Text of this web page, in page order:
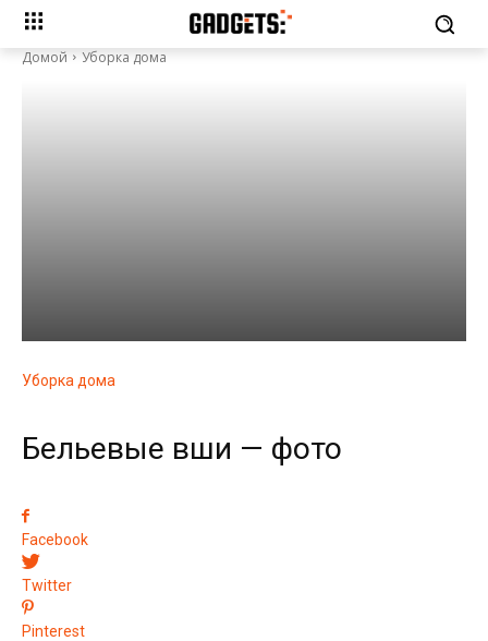
Домой Уборка дома
Уборка дома
Бельевые вши — фото
Facebook
Twitter
Pinterest